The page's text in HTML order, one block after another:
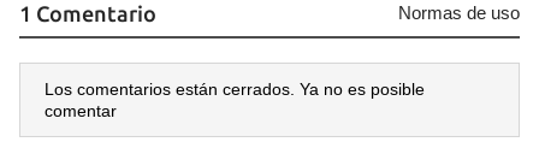
1 Comentario Normas de uso
Los comentarios están cerrados. Ya no es posible
comentar